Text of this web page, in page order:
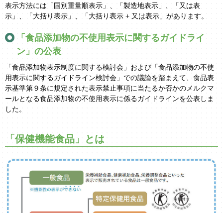
表示方法には「国別重量順表示」、「製造地表示」、「又は表
示」、「大括り表示」、「大括り表示 + 又は表示」があります。
「食品添加物の不使用表示に関するガイドライ
ン」の公表
「食品添加物表示制度に関する検討会」および「食品添加物の不使
用表示に関するガイドライン検討会」での議論を踏まえて、食品表
示基準第９条に規定された表示禁止事項に当たるか否かのメルクマ
ールとなる食品添加物の不使用表示に係るガイドラインを公表しま
した。
「保健機能食品」とは